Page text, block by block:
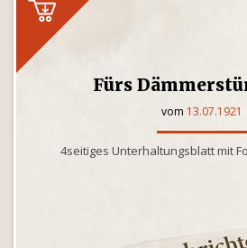
Fürs
vom 13.07.1921
4seitiges Unterhaltungsblatt mit